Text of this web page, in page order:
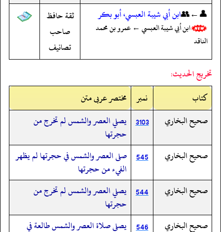
👤←👥ابن أبي شيبة العبسي، أبو بكر
ابن أبي شيبة العبسي ← عمرو بن محمد
الناقد
ثقة حافظ
صاحب
تصانيف
تخريج الحديث:
کتاب
نمبر
مختصر عربی متن
صحيح البخاري
3103 يصلي العصر والشمس لم تخرج من
حجرتها
صحيح البخاري
545 صلى العصر والشمس في حجرتها لم يظهر
الفيء من حجرتها
صحيح البخاري
544 يصلي العصر والشمس لم تخرج من
حجرتها
صحيح البخاري
546
يصلي صلاة العصر والشمس طالعة في